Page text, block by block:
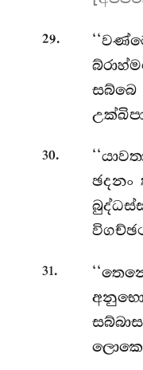
29.
සබ්බෙ
30.
ඡදනං
31.